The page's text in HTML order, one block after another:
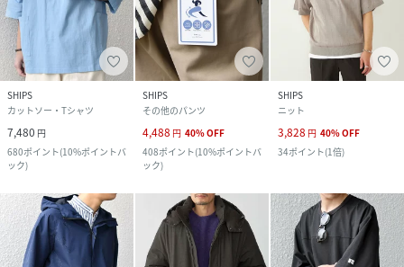
SHIPS
カットソー・Tシャツ
7,480 円
680ポイント(10%ポイントバ
ック)
SHIPS
その他のパンツ
4,488 円 40%OFF
408ポイント(10%ポイントバ
ック)
SHIPS
ニット
3,828 円 40%OFF
34ポイント(1倍)